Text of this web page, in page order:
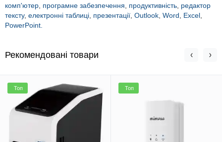
комп'ютер програмне забезпечення продуктивність редактор
тексту, електронні таблиці презентації Outlook Word Excel
PowerPoint.
Рекомендовані товари
Топ Топ